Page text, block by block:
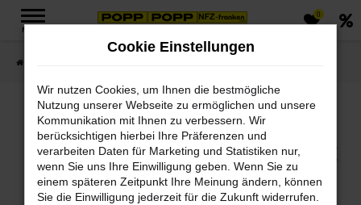
Zum
MENÜ
0
Jetzt PKWs & LKWs in
unserem Fahrzeugmarkt
finden
Cookie Einstellungen
Wir nutzen Cookies, um Ihnen die bestmögliche
Nutzung unserer Webseite zu ermöglichen und unsere
Kommunikation mit Ihnen zu verbessern. Wir
berücksichtigen hierbei Ihre Präferenzen und
verarbeiten Daten für Marketing und Statistiken nur,
wenn Sie uns Ihre Einwilligung geben. Wenn Sie zu
einem späteren Zeitpunkt Ihre Meinung ändern, können
Sie die Einwilligung jederzeit für die Zukunft widerrufen.